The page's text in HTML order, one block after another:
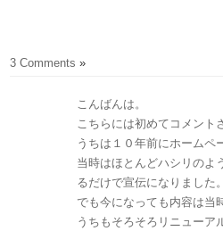
3 Comments»
こんばんは。
こちらには初めてコメント
うちは１０年前にホームペ
当時はほとんどハシリのよ
るだけで宣伝になりました。
でも今になっても内容は当
うちもそろそろリニューア